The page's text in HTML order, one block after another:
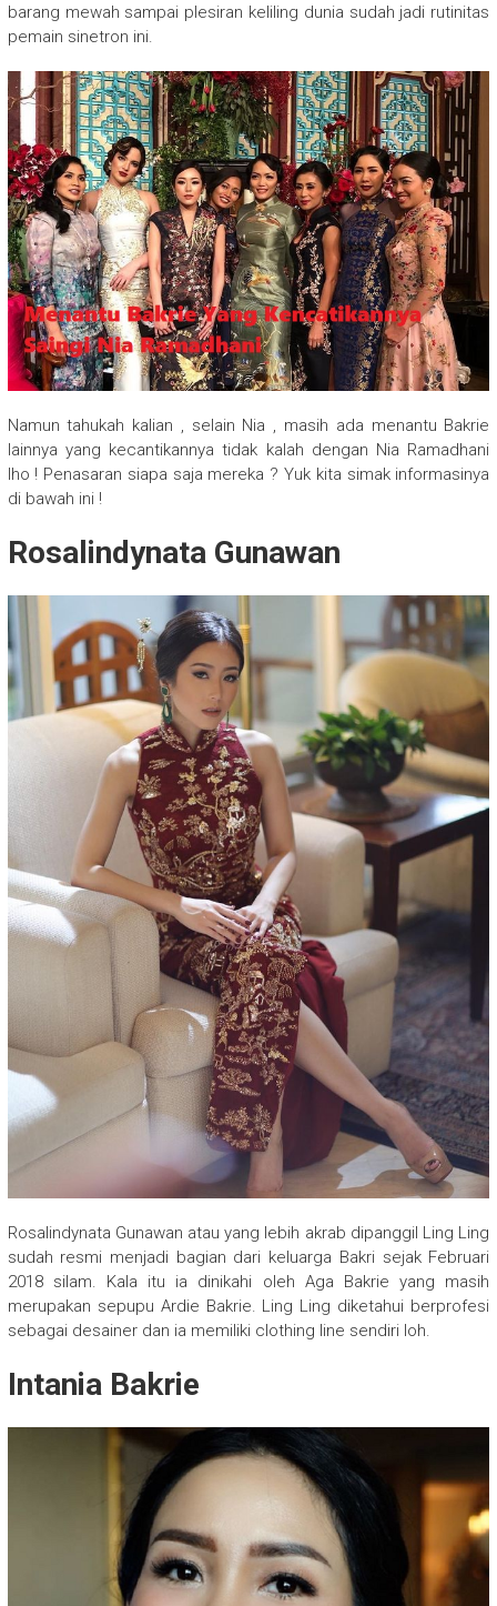
barang mewah sampai plesiran keliling dunia sudah jadi rutinitas
pemain sinetron ini.
Namun tahukah kalian , selain Nia , masih ada menantu Bakrie
lainnya yang kecantikannya tidak kalah dengan Nia Ramadhani
lho ! Penasaran siapa saja mereka ? Yuk kita simak informasinya
di bawah ini !
Rosalindynata Gunawan
Rosalindynata Gunawan atau yang lebih akrab dipanggil Ling Ling
sudah resmi menjadi bagian dari keluarga Bakri sejak Februari
2018 silam. Kala itu ia dinikahi oleh Aga Bakrie yang masih
merupakan sepupu Ardie Bakrie. Ling Ling diketahui berprofesi
sebagai desainer dan ia memiliki clothing line sendiri loh.
Intania Bakrie